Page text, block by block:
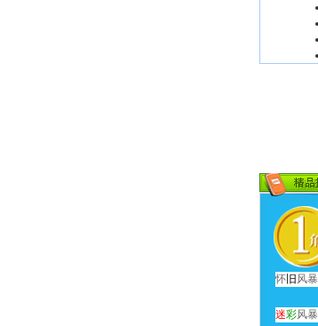
怀 旧 风暴
迷彩风暴